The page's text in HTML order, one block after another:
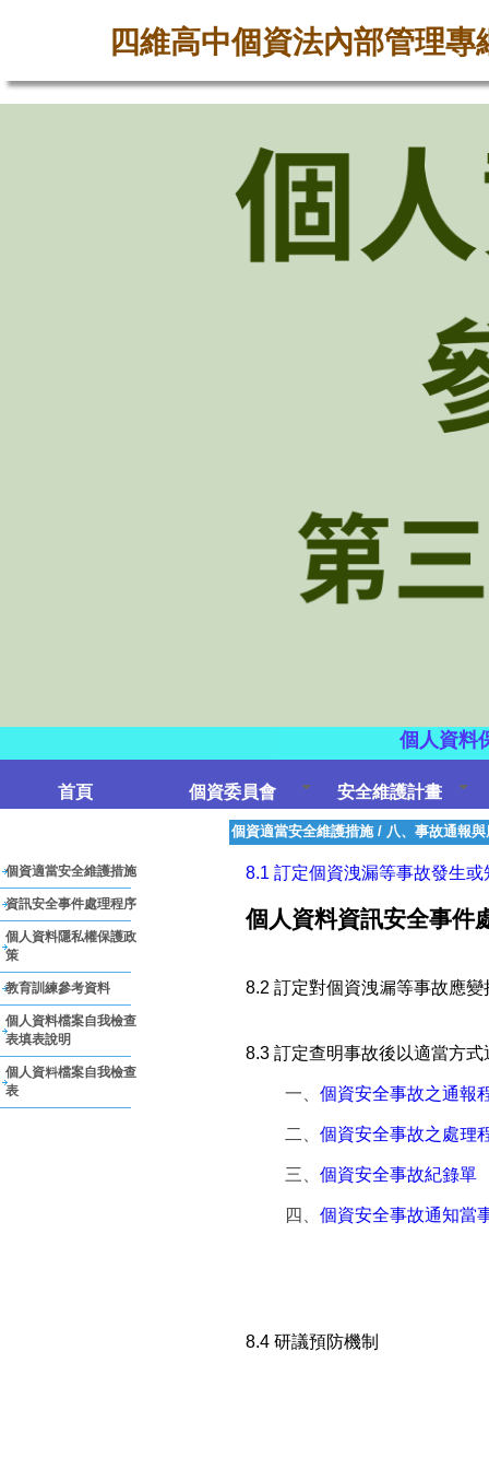
四維高中個資法內部管理專
個人資料
首頁 個資委員會 安全維護計畫
個資適當安全維護措施
資訊安全事件處理程序
個人資料隱私權保護政
策
教育訓練參考資料
個人資料檔案自我檢查
表填表說明
個人資料檔案自我檢查
表
個資適當安全維護措施/ 八、事故通報
8.1 訂定個資洩漏等事故發生
個人資料資訊安全事件
8.2 訂定對個資洩漏等事故應
8.3 訂定查明事故後以適當方
一、個資安全事故之通報
二、個資安全事故之處理
三、個資安全事故紀錄單
四、個資安全事故通知當
8.4 研議預防機制